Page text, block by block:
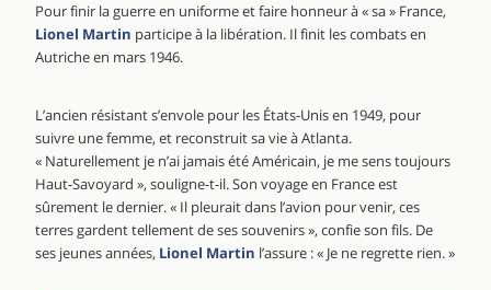
Pour finir la guerre en uniforme et faire honneur à « sa » France,
Lionel Martin participe à la libération. Il finit les combats en
Autriche en mars 1946.
L’ancien résistant s’envole pour les États-Unis en 1949, pour
suivre une femme, et reconstruit sa vie à Atlanta.
« Naturellement je n’ai jamais été Américain, je me sens toujours
Haut-Savoyard », souligne-t-il. Son voyage en France est
sûrement le dernier. « Il pleurait dans l’avion pour venir, ces
terres gardent tellement de ses souvenirs », confie son fils. De
ses jeunes années, Lionel Martin l’assure : « Je ne regrette rien. »